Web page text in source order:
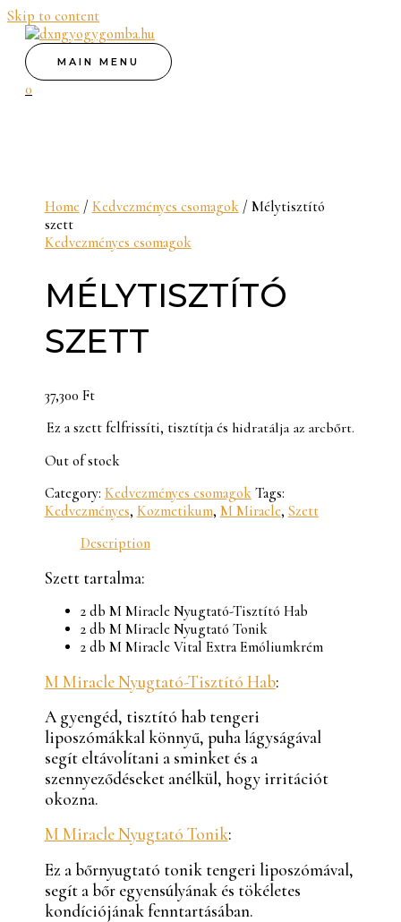
Skip to content
MAIN MENU
0
Home/ Kedvezményes csomagok/ Mélytisztító
szett
Kedvezményes csomagok
MÉLYTISZTÍTÓ
SZETT
37,300 Ft
Ez a szett felfrissíti, tisztítja és hidratáljaaz arcbőrt.
Out of stock
Category: Kedvezményes csomagok Tags:
Kedvezményes, Kozmetikum, M Miracle, Szett
Description
Szett tartalma:
2 db M Miracle Nyugtató-Tisztító Hab
2 db M Miracle Nyugtató Tonik
2 db M Miracle Vital Extra Emóliumkrém
M Miracle Nyugtató-Tisztító Hab:
A gyengéd, tisztító hab tengeri
liposzómákkal könnyű, puha lágyságával
segít eltávolítani a sminket és a
szennyeződéseket anélkül, hogy irritációt
okozna.
M Miracle Nyugtató Tonik:
Ez a bőrnyugtató tonik tengeri liposzómával,
segít a bőr egyensúlyának és tökéletes
kondíciójának fenntartásában.